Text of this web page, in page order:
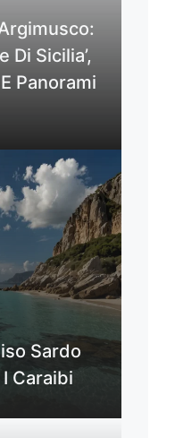
Di Sicilia’,
Panorami
Sardo
Caraibi